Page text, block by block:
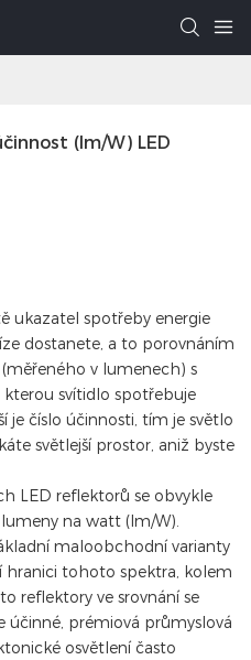
(lm/W) LED
ukazatel spotřeby energie
dostanete, a to porovnáním
v lumenech) s
svítidlo spotřebuje
je číslo účinnosti, tím je světlo
světlejší prostor, aniž byste
LED reflektorů se obvykle
na watt (lm/W).
maloobchodní varianty
hranici tohoto spektra, kolem
reflektory ve srovnání se
účinné, prémiová průmyslová
osvětlení často